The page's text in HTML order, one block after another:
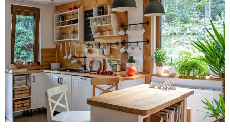
BUDUJEMY DOM
OGRÓD
WARZYWA I OWOCE